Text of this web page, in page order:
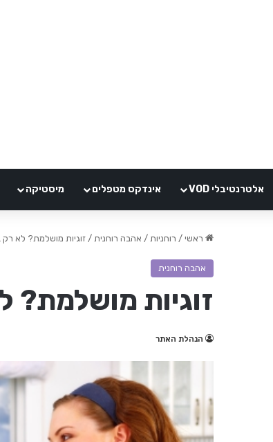
אלטרנטיבלי VOD אינדקס מטפלים מיסטיקה
ראשי / רוחניות / אהבה רוחנית / זוגיות מושלמת? לא רק
אהבה רוחנית
זוגיות מושלמת?
הנהלת האתר